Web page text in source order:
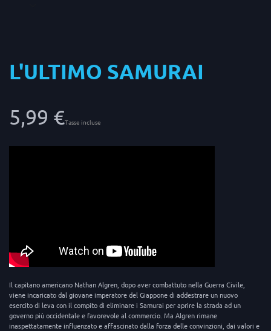
L'ULTIMO SAMURAI
5,99 €Tasse incluse
Il capitano americano Nathan Algren, dopo aver combattuto nella Guerra Civile,
viene incaricato dal giovane imperatore del Giappone di addestrare un nuovo
esercito di leva con il compito di eliminare i Samurai per aprire la strada ad un
governo più occidentale e favorevole al commercio. Ma Algren rimane
inaspettatamente influenzato e affascinato dalla forza delle convinzioni, dai valori e